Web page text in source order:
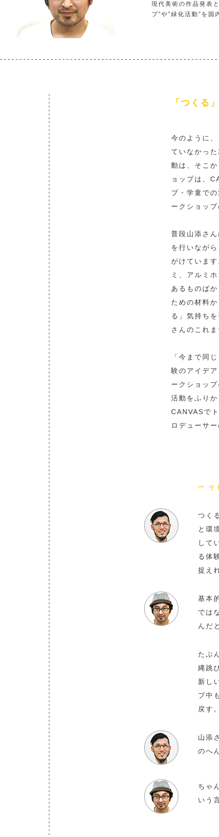
現代美術の作品発表
プ”や”緑化活動”を国
「つくる
今のように
ていなかっ
動は、そこ
ョップは、
ブ・学童で
ークショッ
普段山添さ
を行いなが
がけていま
ミ、アルミ
あるものば
ための材料
る」気持ち
さんのこれ
「今まで同
験のアイデ
ークショッ
活動をふり
CANVASで
ロデューサ
ー そもそ
つく
と環
して
る体
捉え
基本
では
んだ
たぶ
縄跳
新し
プ中
戻す
山添
のへ
ちゃ
いう